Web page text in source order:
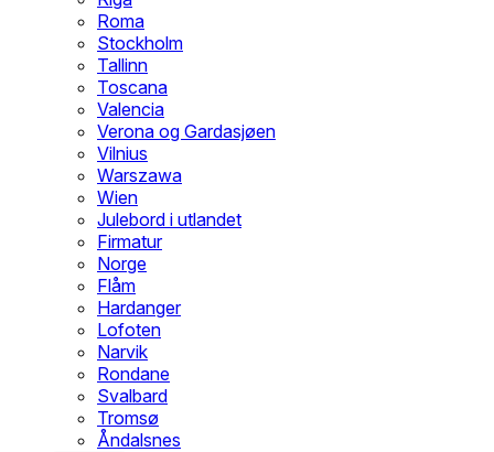
Roma
Stockholm
Tallinn
Toscana
Valencia
Verona og Gardasjøen
Vilnius
Warszawa
Wien
Julebord i utlandet
Firmatur
Norge
Flåm
Hardanger
Lofoten
Narvik
Rondane
Svalbard
Tromsø
Åndalsnes